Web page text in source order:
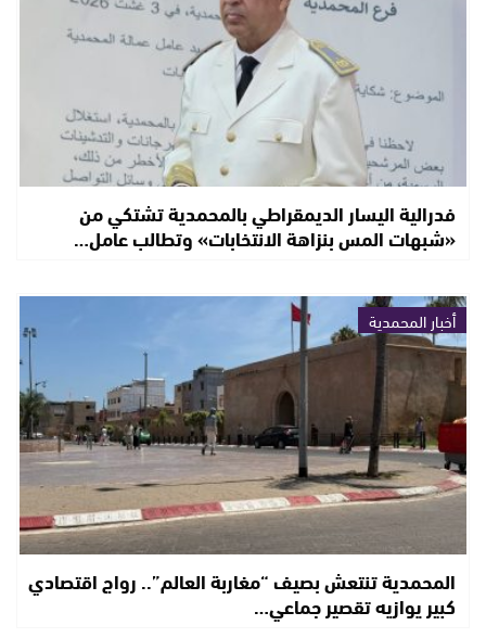
فدرالية اليسار الديمقراطي بالمحمدية تشتكي من
«شبهات المس بنزاهة الانتخابات» وتطالب عامل…
أخبار المحمدية
المحمدية تنتعش بصيف “مغاربة العالم”.. رواج اقتصادي
كبير يوازيه تقصير جماعي…